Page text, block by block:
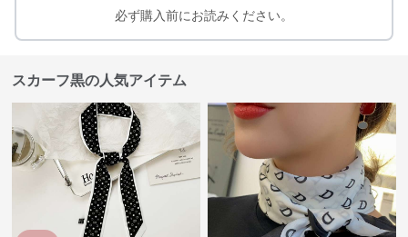
必ず購入前にお読みください。
スカーフ黒の人気アイテム